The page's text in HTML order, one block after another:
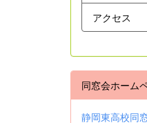
アクセス
同窓会ホーム
静岡東高校同